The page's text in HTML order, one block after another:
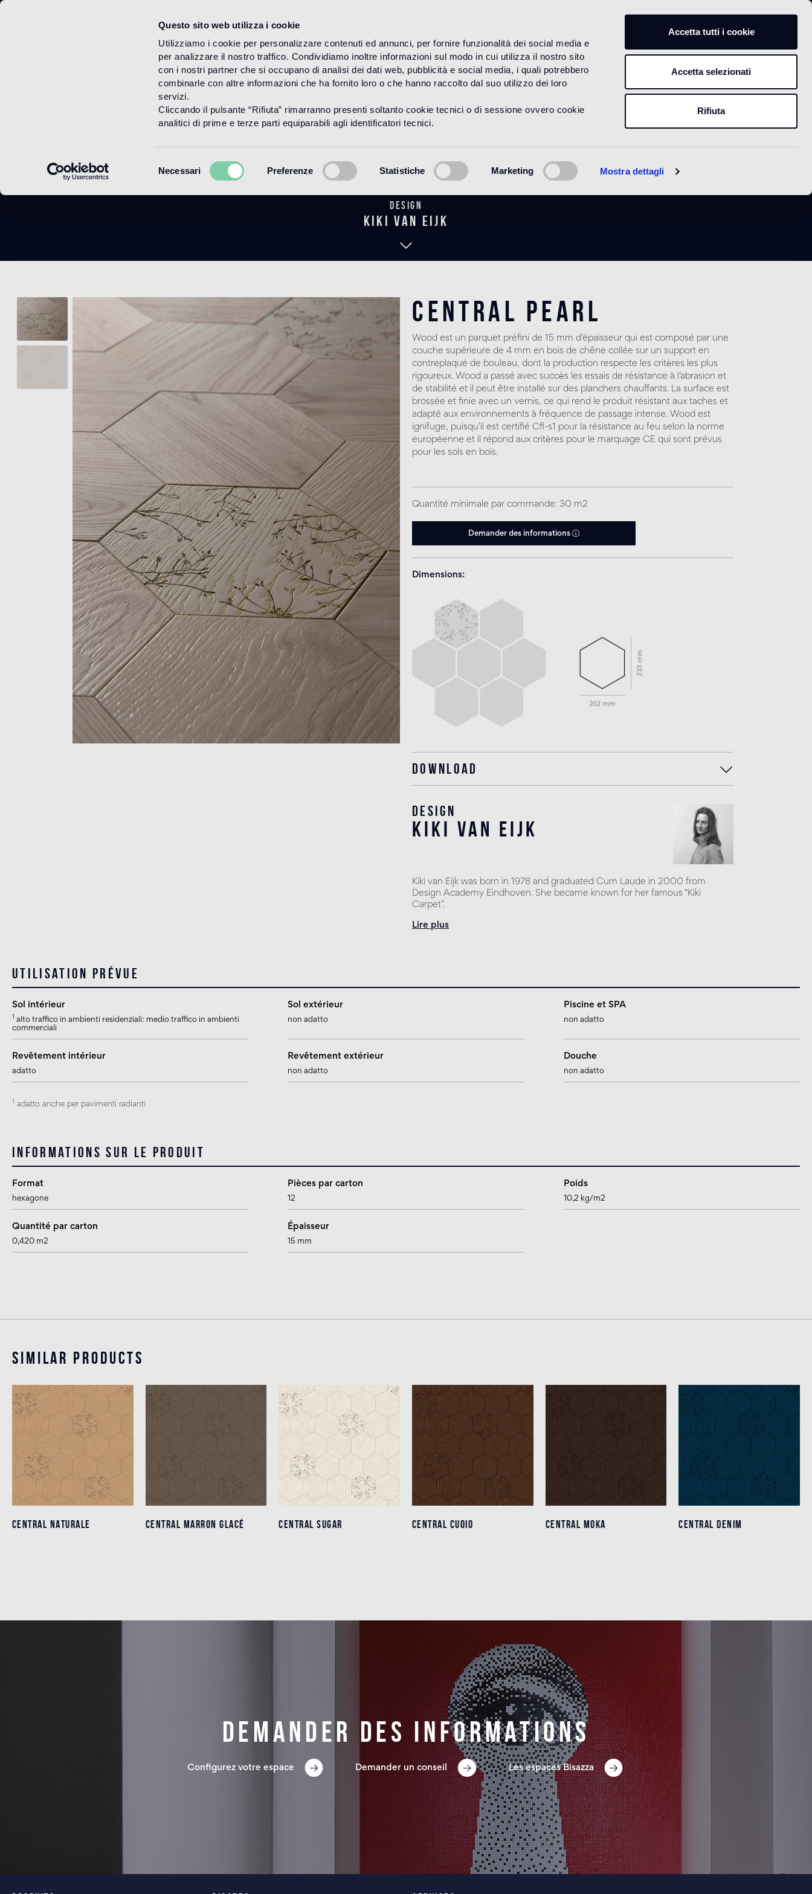
Questo sito web utilizza i cookie
Utilizziamo i cookie per personalizzare contenuti ed annunci, per fornire funzionalità dei social media e
per analizzare il nostro traffico. Condividiamo inoltre informazioni sul modo in cui utilizza il nostro sito
con i nostri partner che si occupano di analisi dei dati web, pubblicità e social media, i quali potrebbero
combinarle con altre informazioni che ha fornito loro o che hanno raccolto dal suo utilizzo dei loro
servizi.
Cliccando il pulsante “Rifiuta” rimarranno presenti soltanto cookie tecnici o di sessione ovvero cookie
analitici di prime e terze parti equiparabili agli identificatori tecnici.
del
Necessari Preferenze Statistiche Marketing Mostra dettagli
Accetta tutti i cookie
Accetta selezionati
Rifiuta
HOME PRODUITS WOOD DÉCORS
Central Pearl
Design
kiki van eijk
Central Pearl
Wood est un parquet préfini de 15 mm d’épaisseur qui est composé par une
couche supérieure de 4 mm en bois de chêne collée sur un support en
contreplaqué de bouleau, dont la production respecte les critères les plus
rigoureux. Wood a passé avec succès les essais de résistance à l’abrasion et
de stabilité et il peut être installé sur des planchers chauffants. La surface est
brossée et finie avec un vernis, ce qui rend le produit résistant aux taches et
adapté aux environnements à fréquence de passage intense. Wood est
ignifuge, puisqu’il est certifié Cfl-s1 pour la résistance au feu selon la norme
européenne et il répond aux critères pour le marquage CE qui sont prévus
pour les sols en bois.
Quantité minimale par commande: 30 m2
Demander des informations
Dimensions
Download
Design
kiki van eijk
Kiki van Eijk was born in 1978 and graduated Cum Laude in 2000 from
Design Academy Eindhoven. She became known for her famous “Kiki
Carpet”.
Lire plus
Utilisation prévue
Sol intérieur
alto traffico in ambienti residenziali: medio traffico in ambienti
commerciali
Sol extérieur
non adatto
Piscine et SPA
non adatto
Revêtement intérieur
adatto
Revêtement extérieur
non adatto
Douche
non adatto
adatto anche per pavimenti radianti
Informations sur le produit
Format
hexagone
Pièces par carton
12
Poids
10,2 kg/m2
Quantité par carton
0,420 m2
Épaisseur
15 mm
Similar products
CENTRAL NATURALE
CENTRAL NATURALE CENTRAL MARRON GLACÉ
CENTRAL MARRON GLACÉ CENTRAL SUGAR
CENTRAL SUGAR CENTRAL CUOIO
CENTRAL CUOIO CENTRAL MOKA
CENTRAL MOKA CENTRAL DENIM
CENTRAL DENIM
Demander des informations
Configurez votre espace Demander un conseil Les espaces Bisazza